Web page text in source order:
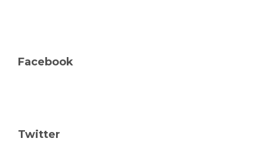
Facebook
Twitter